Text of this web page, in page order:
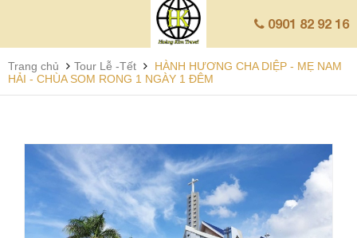
0901 82 92 16
Trang chủ Tour Lễ -Tết
HÀNH HƯƠNG CHA DIỆP - MẸ NAM
HẢI - CHÙA SOM RONG 1 NGÀY 1 ĐÊM